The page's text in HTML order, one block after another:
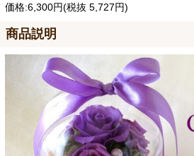
価格:6,300円(税抜 5,727円)
商品説明